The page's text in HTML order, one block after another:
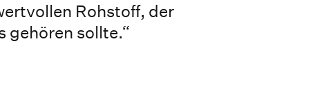
Rohstoff, der
gehören sollte.“